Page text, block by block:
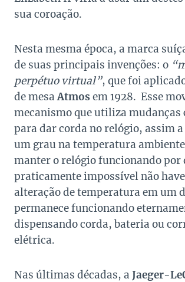
sua coroação.
Nesta mesma época, a marca
de suas principais invenções: o
perpétuo virtual”, que foi
de mesaAtmos em 1928. Esse
mecanismo que utiliza
para dar corda no relógio, assim
um grau na temperatura
manter o relógio funcionando por
praticamente impossível não
alteração de temperatura em um
permanece funcionando
dispensando corda, bateria ou
elétrica.
Nas últimas décadas, a Jaeger-